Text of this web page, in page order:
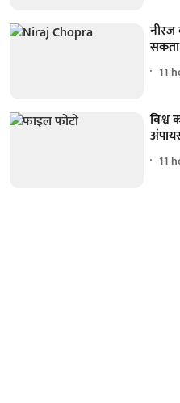
सकता
11
विश्व
11